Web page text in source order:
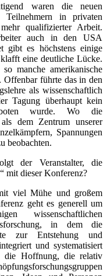
waren die neuen
in privaten
qualifizierter Arbeit.
auch in den USA
gibt es höchstens einige
eine deutliche Lücke.
manche amerikanische
Offenbar führte das in den
als wissenschaftlich
Tagung überhaupt kein
wurde. Wo die
dem Zentrum unserer
Spannungen
beobachten.
der Veranstalter, die
mit dieser Konferenz?
viel Mühe und großem
geht es generell um
wissenschaftlichen
in dem die
zur Entstehung und
und systematisiert
die Hoffnung, die relativ